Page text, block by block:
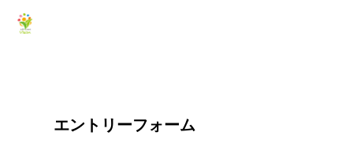
        エントリーフォーム